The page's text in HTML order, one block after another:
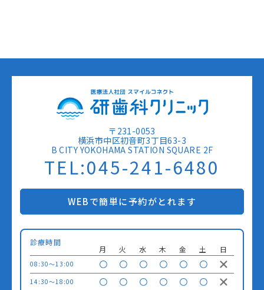
〒231-0053
横浜市中区初音町3丁目63-3
B CITY YOKOHAMA STATION SQUARE 2F
TEL:045-241-6480
WEBで簡単に予約がとれます
診療時間
月 火 水 木 金 土 日
08:30〜13:00
14:30〜18:00